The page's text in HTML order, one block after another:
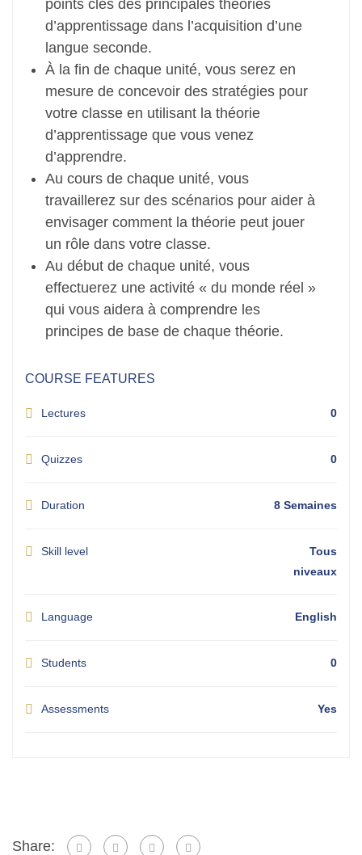
points clés des principales théories
d’apprentissage dans l’acquisition d’une
langue seconde.
À la fin de chaque unité, vous serez en
mesure de concevoir des stratégies pour
votre classe en utilisant la théorie
d’apprentissage que vous venez
d’apprendre.
Au cours de chaque unité, vous
travaillerez sur des scénarios pour aider à
envisager comment la théorie peut jouer
un rôle dans votre classe.
Au début de chaque unité, vous
effectuerez une activité « du monde réel »
qui vous aidera à comprendre les
principes de base de chaque théorie.
COURSE FEATURES
Lectures 0
Quizzes 0
Duration 8 Semaines
Skill level
Tous
niveaux
Language English
Students 0
Assessments Yes
Share: